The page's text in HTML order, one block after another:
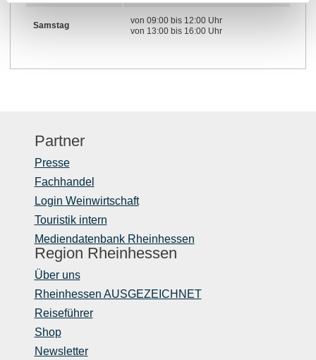
Samstag
von 09:00 bis 12:00 Uhr
von 13:00 bis 16:00 Uhr
Partner
Presse
Fachhandel
Login Weinwirtschaft
Touristik intern
Mediendatenbank Rheinhessen
Region Rheinhessen
Über uns
Rheinhessen AUSGEZEICHNET
Reiseführer
Shop
Newsletter